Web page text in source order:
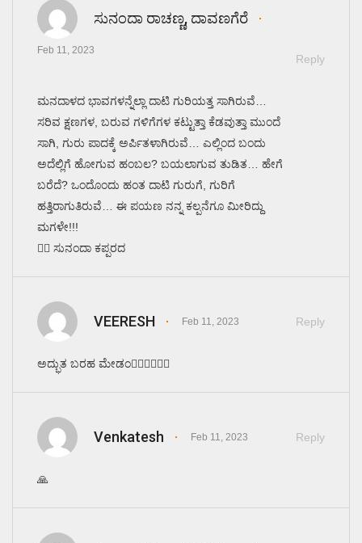
ಸುನಂದಾ ರಾಚಣ್ಣ, ದಾವಣಗೆರೆ
Feb 11, 2023
Reply
ಮನದಾಳದ ಭಾವಗಳನ್ನೆಲ್ಲಾ ದಾಟಿ ಗುರಿಯತ್ತ ಸಾಗಿರುವೆ…
ಸರಿವ ಕ್ಷಣಗಳ, ಬರುವ ಗಳಿಗೆಗಳ ಕಟ್ಟುತ್ತಾ ಕೆಡವುತ್ತಾ ಮುಂದೆ
ಸಾಗಿ, ಗುರು ಪಾದಕ್ಕೆ ಅರ್ಪಿತಳಾಗಿರುವೆ… ಎಲ್ಲಿಂದ ಬಂದು
ಅದೆಲ್ಲಿಗೆ ಹೋಗುವ ಹಂಬಲ? ಬಯಲಾಗುವ ತುಡಿತ… ಹೇಗೆ
ಬರೆದೆ? ಒಂದೊಂದು ಹಂತ ದಾಟಿ ಗುರುಗೆ, ಗುರಿಗೆ
ಹತ್ತಿರಾಗುತಿರುವೆ… ಈ ಪಯಣ ನನ್ನ ಕಲ್ಪನೆಗೂ ಮೀರಿದ್ದು
ಮಗಳೇ!!!
✍🏼 ಸುನಂದಾ ಕಪ್ಪರದ
VEERESH Feb 11, 2023 Reply
ಅದ್ಭುತ ಬರಹ ಮೇಡಂ👌🏻👌🏻👌🏻
Venkatesh Feb 11, 2023 Reply
🙏